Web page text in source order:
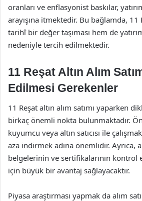
oranları ve enflasyonist baskılar,
arayışına itmektedir. Bu bağlamda, 11
tarihî bir değer taşıması hem de
nedeniyle tercih edilmektedir.
11 Reşat Altın Alım
Edilmesi Gerekenler
11 Reşat altın alım satımı yaparken
birkaç önemli nokta bulunmaktadır.
kuyumcu veya altın satıcısı ile
aza indirmek adına önemlidir. Ayrıca,
belgelerinin ve sertifikalarının kontrol
için büyük bir avantaj sağlayacaktır.
Piyasa araştırması yapmak da alım